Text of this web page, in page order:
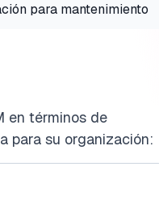
para mantenimiento
en términos de
para su organización: